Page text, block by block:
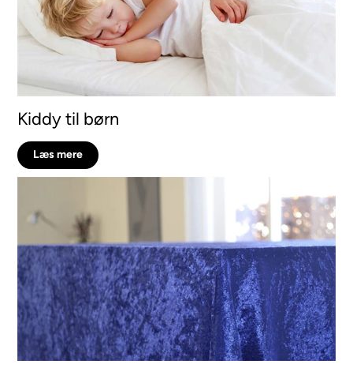
Kiddy til børn
Læs mere